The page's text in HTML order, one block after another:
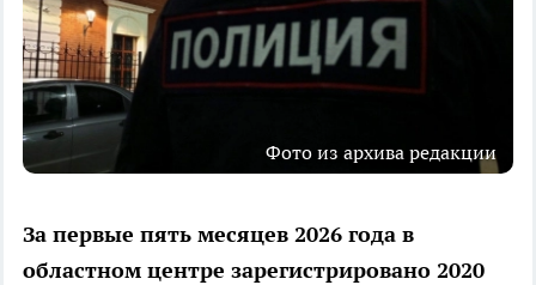
Фото из архива редакции
За первые пять месяцев 2026 года в
областном центре зарегистрировано 2020